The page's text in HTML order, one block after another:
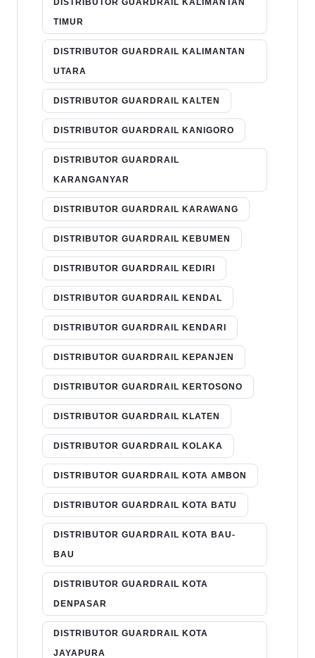
DISTRIBUTOR GUARDRAIL KALIMANTAN
TIMUR
DISTRIBUTOR GUARDRAIL KALIMANTAN
UTARA
DISTRIBUTOR GUARDRAIL KALTEN
DISTRIBUTOR GUARDRAIL KANIGORO
DISTRIBUTOR GUARDRAIL
KARANGANYAR
DISTRIBUTOR GUARDRAIL KARAWANG
DISTRIBUTOR GUARDRAIL KEBUMEN
DISTRIBUTOR GUARDRAIL KEDIRI
DISTRIBUTOR GUARDRAIL KENDAL
DISTRIBUTOR GUARDRAIL KENDARI
DISTRIBUTOR GUARDRAIL KEPANJEN
DISTRIBUTOR GUARDRAIL KERTOSONO
DISTRIBUTOR GUARDRAIL KLATEN
DISTRIBUTOR GUARDRAIL KOLAKA
DISTRIBUTOR GUARDRAIL KOTA AMBON
DISTRIBUTOR GUARDRAIL KOTA BATU
DISTRIBUTOR GUARDRAIL KOTA BAU-
BAU
DISTRIBUTOR GUARDRAIL KOTA
DENPASAR
DISTRIBUTOR GUARDRAIL KOTA
JAYAPURA